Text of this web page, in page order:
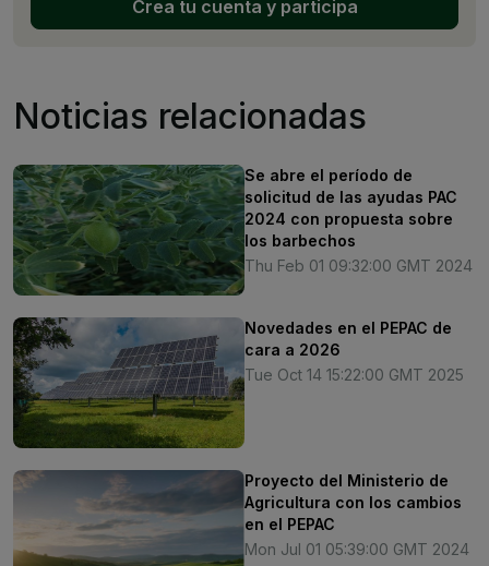
Crea tu cuenta y participa
Noticias relacionadas
Se abre el período de
solicitud de las ayudas PAC
2024 con propuesta sobre
los barbechos
Thu Feb 01 09:32:00 GMT 2024
Novedades en el PEPAC de
cara a 2026
Tue Oct 14 15:22:00 GMT 2025
Proyecto del Ministerio de
Agricultura con los cambios
en el PEPAC
Mon Jul 01 05:39:00 GMT 2024